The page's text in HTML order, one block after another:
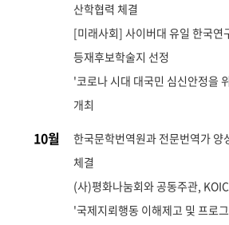
산학협력 체결
[미래사회] 사이버대 유일 한국연
등재후보학술지 선정
'코로나 시대 대국민 심신안정을
개최
10월
한국문학번역원과 전문번역가 양
체결
(사)평화나눔회와 공동주관,
'국제지뢰행동 이해제고 및 프로